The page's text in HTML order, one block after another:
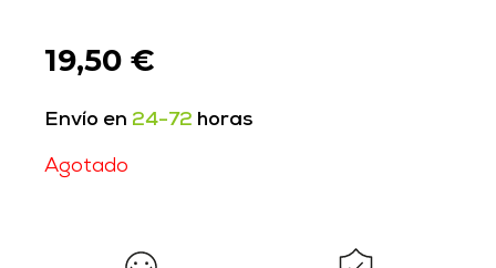
19,50 €
Envío en 24-72 horas
Agotado